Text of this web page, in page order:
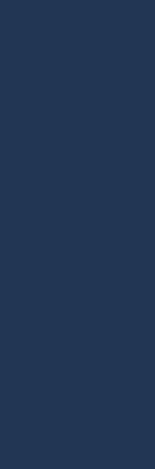
s'ouvrira
externe
dans une
s'ouvrira